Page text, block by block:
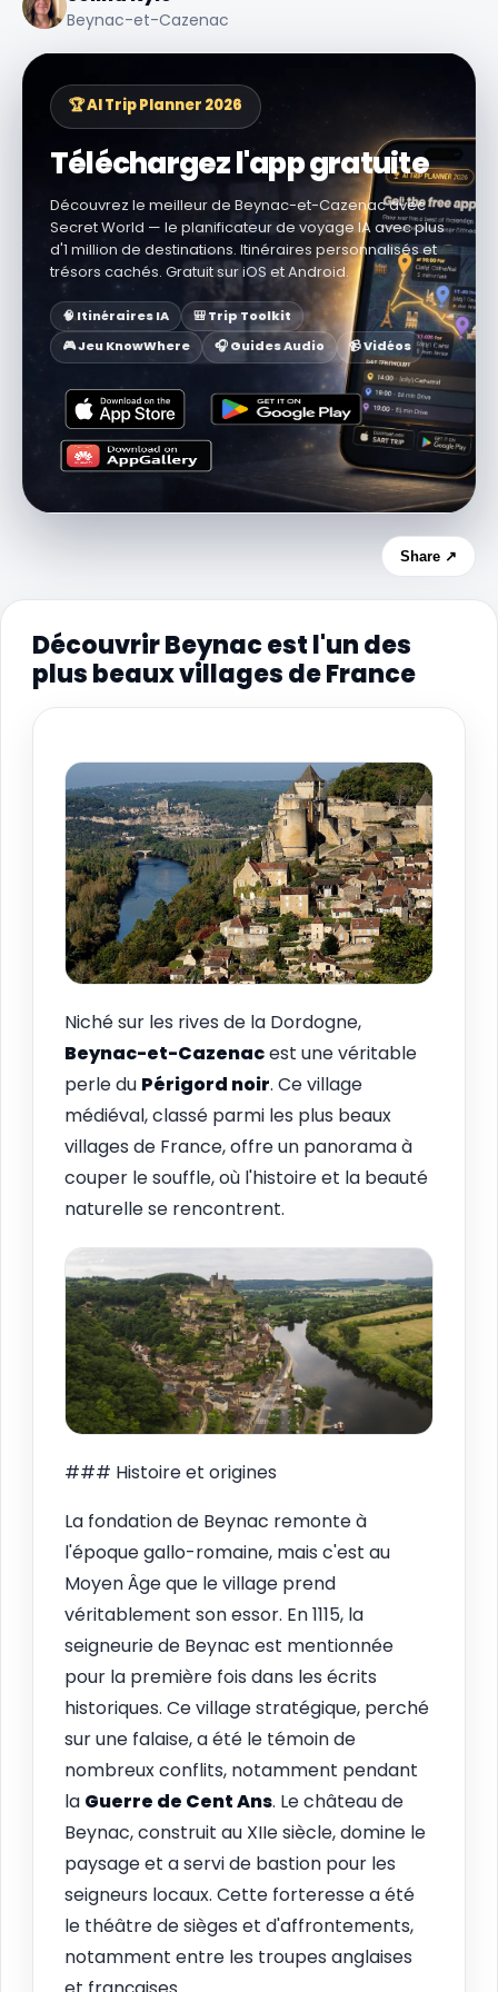
Beynac-et-Cazenac
🏆 AI Trip Planner 2026
Téléchargez l'app gratuite
Découvrez le meilleur de Beynac-et-Cazenac avec
Secret World — le planificateur de voyage IA avec plus
d'1 million de destinations. Itinéraires personnalisés et
trésors cachés. Gratuit sur iOS et Android.
🧠 Itinéraires IA
🎒 Trip Toolkit
🎮 Jeu KnowWhere
🎧 Guides Audio 📹 Vidéos
Share ↗
Découvrir Beynac est l'un des
plus beaux villages de France
Niché sur les rives de la Dordogne,
Beynac-et-Cazenacest une véritable
perle du Périgord noir. Ce village
médiéval, classé parmi les plus beaux
villages de France, offre un panorama à
couper le souffle, où l'histoire et la beauté
naturelle se rencontrent.
### Histoire et origines
La fondation de Beynac remonte à
l'époque gallo-romaine, mais c'est au
Moyen Âge que le village prend
véritablement son essor. En 1115, la
seigneurie de Beynac est mentionnée
pour la première fois dans les écrits
historiques. Ce village stratégique, perché
sur une falaise, a été le témoin de
nombreux conflits, notamment pendant
la Guerre de Cent Ans. Le château de
Beynac, construit au XIIe siècle, domine le
paysage et a servi de bastion pour les
seigneurs locaux. Cette forteresse a été
le théâtre de sièges et d'affrontements,
notamment entre les troupes anglaises